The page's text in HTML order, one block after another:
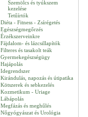
Szemölcs és tyúkszem
kezelése
Tetűírtók
Diéta - Fitness - Zsírégetés
Egészségmegőrzés
Érzékszerveinkre
Fájdalom- és lázcsillapítók
Filteres és tasakolt teák
Gyermekegészségügy
Hajápolás
Idegrendszer
Kirándulás, napozás és útipatika
Kötszerek és sebkezelés
Kozmetikum - Uriage
Lábápolás
Megfázás és meghűlés
Nőgyógyászat és Urológia